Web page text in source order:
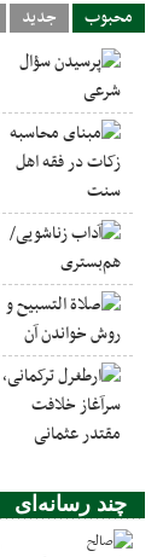
محبوب جدید
چند رسانه‌ای